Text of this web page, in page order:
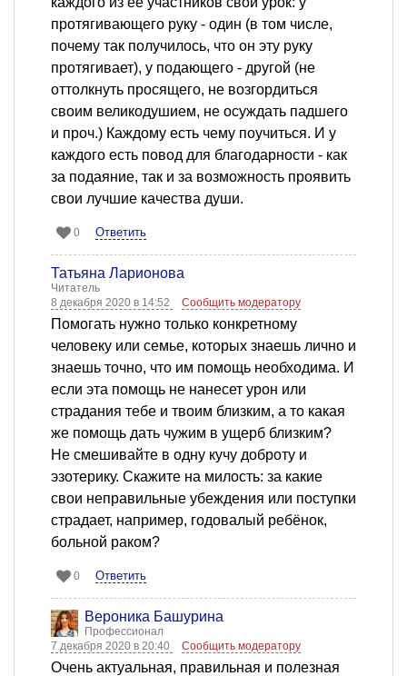
протягивающего руку - один (в том числе,
почему так получилось, что он эту руку
протягивает), у подающего - другой (не
оттолкнуть просящего, не возгордиться
своим великодушием, не осуждать падшего
и проч.) Каждому есть чему поучиться. И у
каждого есть повод для благодарности - как
за подаяние, так и за возможность проявить
свои лучшие качества души.
0 Ответить
Татьяна Ларионова
Читатель
8 декабря 2020 в 14:52
Сообщить модератору
Помогать нужно только конкретному
человеку или семье, которых знаешь лично и
знаешь точно, что им помощь необходима. И
если эта помощь не нанесет урон или
страдания тебе и твоим близким, а то какая
же помощь дать чужим в ущерб близким?
Не смешивайте в одну кучу доброту и
эзотерику. Скажите на милость: за какие
свои неправильные убеждения или поступки
страдает, например, годовалый ребёнок,
больной раком?
0 Ответить
Вероника Башурина
Профессионал
7 декабря 2020 в 20:40
Сообщить модератору
Очень актуальная, правильная и полезная